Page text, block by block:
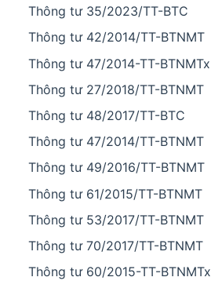
Thông tư 35/2023/TT-BTC
Thông tư 42/2014/TT-BTNMT
Thông tư 47/2014-TT-BTNMTx
Thông tư 27/2018/TT-BTNMT
Thông tư 48/2017/TT-BTC
Thông tư 47/2014/TT-BTNMT
Thông tư 49/2016/TT-BTNMT
Thông tư 61/2015/TT-BTNMT
Thông tư 53/2017/TT-BTNMT
Thông tư 70/2017/TT-BTNMT
Thông tư 60/2015-TT-BTNMTx